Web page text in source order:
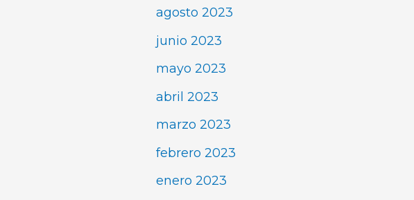
agosto 2023
junio 2023
mayo 2023
abril 2023
marzo 2023
febrero 2023
enero 2023